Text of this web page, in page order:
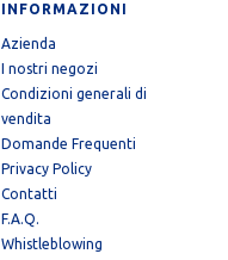
INFORMAZIONI
Azienda
I nostri negozi
Condizioni generali di
vendita
Domande Frequenti
Privacy Policy
Contatti
F.A.Q.
Whistleblowing